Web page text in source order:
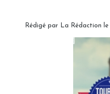
Rédigé par La Rédaction